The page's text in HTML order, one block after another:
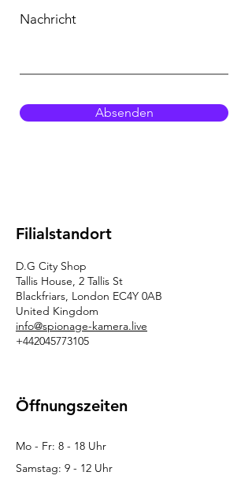
Nachricht
Absenden
Filialstandort
D.G City Shop
Tallis House, 2 Tallis St
Blackfriars, London EC4Y 0AB
United Kingdom
info@spionage-kamera.live
+442045773105
Öffnungszeiten
Mo - Fr: 8 - 18 Uhr
Samstag: 9 - 12 Uhr